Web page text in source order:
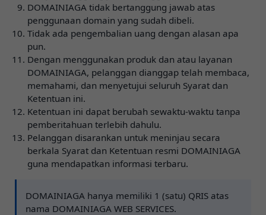
DOMAINIAGA tidak bertanggung jawab atas
penggunaan domain yang sudah dibeli.
Tidak ada pengembalian uang dengan alasan apa
pun.
Dengan menggunakan produk dan atau layanan
DOMAINIAGA, pelanggan dianggap telah membaca,
memahami, dan menyetujui seluruh Syarat dan
Ketentuan ini.
Ketentuan ini dapat berubah sewaktu-waktu tanpa
pemberitahuan terlebih dahulu.
Pelanggan disarankan untuk meninjau secara
berkala Syarat dan Ketentuan resmi DOMAINIAGA
guna mendapatkan informasi terbaru.
DOMAINIAGA hanya memiliki 1 (satu) QRIS atas
nama DOMAINIAGA WEB SERVICES.